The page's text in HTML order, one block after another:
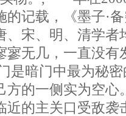
的记载，《墨子·
、宋、明、清学者
寥无几，一直没有
暗门中最为秘密
方的一侧实为空心
近的主关口受敌袭